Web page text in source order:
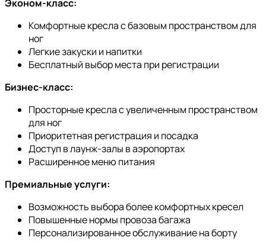
Эконом-класс:
Комфортные кресла с базовым пространством для
ног
Легкие закуски и напитки
Бесплатный выбор места при регистрации
Бизнес-класс:
Просторные кресла с увеличенным пространством
для ног
Приоритетная регистрация и посадка
Доступ в лаунж-залы в аэропортах
Расширенное меню питания
Премиальные услуги:
Возможность выбора более комфортных кресел
Повышенные нормы провоза багажа
Персонализированное обслуживание на борту